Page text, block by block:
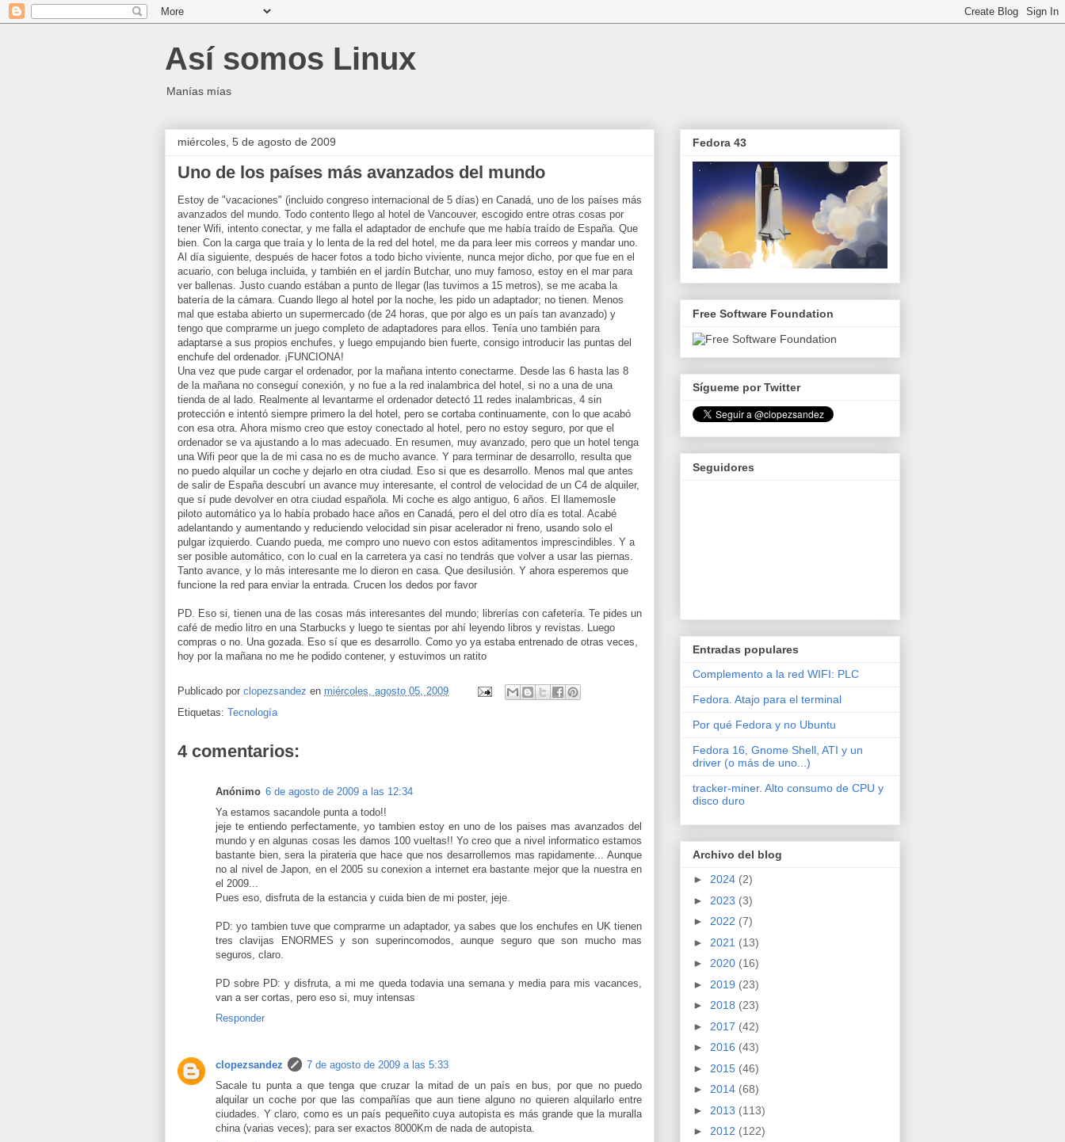
Así somos Linux
Manías mías
miércoles, 5 de agosto de 2009
Uno de los países más avanzados del mundo
Estoy de "vacaciones" (incluido congreso internacional de 5 días) en Canadá, uno de los países más
avanzados del mundo. Todo contento llego al hotel de Vancouver, escogido entre otras cosas por
tener Wifi, intento conectar, y me falla el adaptador de enchufe que me había traído de España. Que
bien. Con la carga que traía y lo lenta de la red del hotel, me da para leer mis correos y mandar uno.
Al día siguiente, después de hacer fotos a todo bicho viviente, nunca mejor dicho, por que fue en el
acuario, con beluga incluida, y también en el jardín Butchar, uno muy famoso, estoy en el mar para
ver ballenas. Justo cuando estában a punto de llegar (las tuvimos a 15 metros), se me acaba la
batería de la cámara. Cuando llego al hotel por la noche, les pido un adaptador; no tienen. Menos
mal que estaba abierto un supermercado (de 24 horas, que por algo es un país tan avanzado) y
tengo que comprarme un juego completo de adaptadores para ellos. Tenía uno también para
adaptarse a sus propios enchufes, y luego empujando bien fuerte, consigo introducir las puntas del
enchufe del ordenador. ¡FUNCIONA!
Una vez que pude cargar el ordenador, por la mañana intento conectarme. Desde las 6 hasta las 8
de la mañana no conseguí conexión, y no fue a la red inalambrica del hotel, si no a una de una
tienda de al lado. Realmente al levantarme el ordenador detectó 11 redes inalambricas, 4 sin
protección e intentó siempre primero la del hotel, pero se cortaba continuamente, con lo que acabó
con esa otra. Ahora mismo creo que estoy conectado al hotel, pero no estoy seguro, por que el
ordenador se va ajustando a lo mas adecuado. En resumen, muy avanzado, pero que un hotel tenga
una Wifi peor que la de mi casa no es de mucho avance. Y para terminar de desarrollo, resulta que
no puedo alquilar un coche y dejarlo en otra ciudad. Eso si que es desarrollo. Menos mal que antes
de salir de España descubrí un avance muy interesante, el control de velocidad de un C4 de alquiler,
que sí pude devolver en otra ciudad española. Mi coche es algo antiguo, 6 años. El llamemosle
piloto automático ya lo había probado hace años en Canadá, pero el del otro día es total. Acabé
adelantando y aumentando y reduciendo velocidad sin pisar acelerador ni freno, usando solo el
pulgar izquierdo. Cuando pueda, me compro uno nuevo con estos aditamentos imprescindibles. Y a
ser posible automático, con lo cual en la carretera ya casi no tendrás que volver a usar las piernas.
Tanto avance, y lo más interesante me lo dieron en casa. Que desilusión. Y ahora esperemos que
funcione la red para enviar la entrada. Crucen los dedos por favor
PD. Eso si, tienen una de las cosas más interesantes del mundo; librerías con cafetería. Te pides un
café de medio litro en una Starbucks y luego te sientas por ahí leyendo libros y revistas. Luego
compras o no. Una gozada. Eso sí que es desarrollo. Como yo ya estaba entrenado de otras veces,
hoy por la mañana no me he podido contener, y estuvimos un ratito
Publicado por clopezsandez en miércoles, agosto 05, 2009
Etiquetas: Tecnología
4 comentarios:
Anónimo 6 de agosto de 2009 a las 12:34
Ya estamos sacandole punta a todo!!
jeje te entiendo perfectamente, yo tambien estoy en uno de los paises mas avanzados del
mundo y en algunas cosas les damos 100 vueltas!! Yo creo que a nivel informatico estamos
bastante bien, sera la pirateria que hace que nos desarrollemos mas rapidamente... Aunque
no al nivel de Japon, en el 2005 su conexion a internet era bastante mejor que la nuestra en
el 2009...
Pues eso, disfruta de la estancia y cuida bien de mi poster, jeje.
PD: yo tambien tuve que comprarme un adaptador, ya sabes que los enchufes en UK tienen
tres clavijas ENORMES y son superincomodos, aunque seguro que son mucho mas
seguros, claro.
PD sobre PD: y disfruta, a mi me queda todavia una semana y media para mis vacances,
van a ser cortas, pero eso si, muy intensas
Responder
clopezsandez
7 de agosto de 2009 a las 5:33
Sacale tu punta a que tenga que cruzar la mitad de un país en bus, por que no puedo
alquilar un coche por que las compañías que aun tiene alguno no quieren alquilarlo entre
ciudades. Y claro, como es un país pequeñito cuya autopista es más grande que la muralla
china (varias veces); para ser exactos 8000Km de nada de autopista.
Fedora 43
Free Software Foundation
Sígueme por Twitter
Seguidores
Entradas populares
Complemento a la red WIFI: PLC
Fedora. Atajo para el terminal
Por qué Fedora y no Ubuntu
Fedora 16, Gnome Shell, ATI y un
driver (o más de uno...)
tracker-miner. Alto consumo de CPU y
disco duro
Archivo del blog
► 2024 (2)
► 2023 (3)
► 2022 (7)
► 2021 (13)
► 2020 (16)
► 2019 (23)
► 2018 (23)
► 2017 (42)
► 2016 (43)
► 2015 (46)
► 2014 (68)
► 2013 (113)
► 2012 (122)